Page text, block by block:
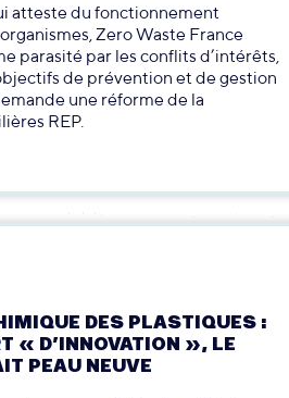
atteste du fonctionnement
Zero Waste France
parasité par les conflits d’intérêts,
de prévention et de gestion
une réforme de la
REP.
DES PLASTIQUES :
« D’INNOVATION », LE
PEAU NEUVE